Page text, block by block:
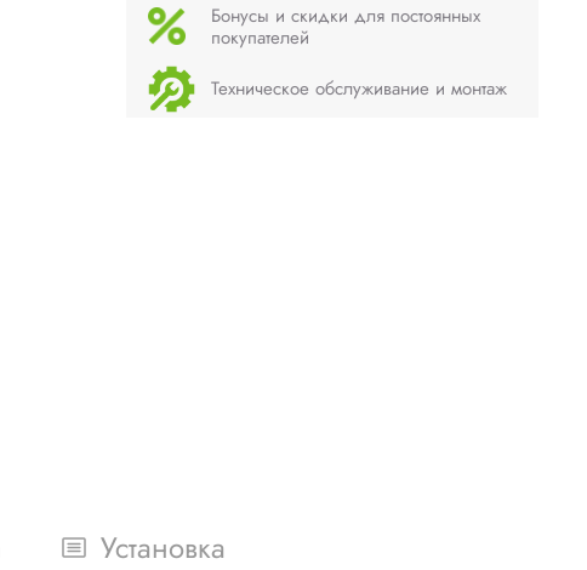
Бонусы и скидки для постоянных
покупателей
Техническое обслуживание и монтаж
Установка